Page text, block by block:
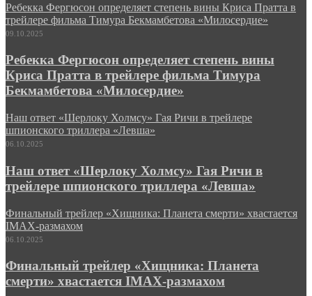
Ребекка Фергюсон определяет степень вины Криса Пратта в
трейлере фильма Тимура Бекмамбетова «Милосердие»
09.10.2025
Ребекка Фергюсон определяет степень вины
Криса Пратта в трейлере фильма Тимура
Бекмамбетова «Милосердие»
Наш ответ «Шерлоку Холмсу» Гая Ричи в трейлере
шпионского триллера «Левша»
06.10.2025
Наш ответ «Шерлоку Холмсу» Гая Ричи в
трейлере шпионского триллера «Левша»
Финальный трейлер «Хищника: Планета смерти» хвастается
IMAX-размахом
06.10.2025
Финальный трейлер «Хищника: Планета
смерти» хвастается IMAX-размахом